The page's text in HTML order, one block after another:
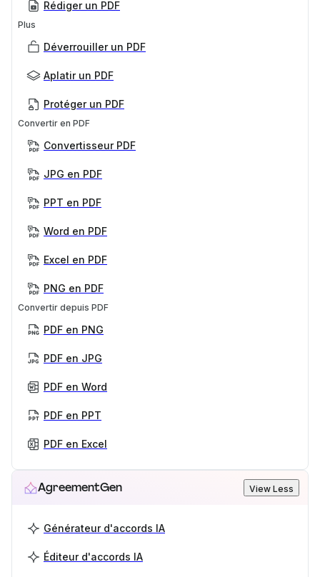
Rédiger un PDF
Plus
Déverrouiller un PDF
Aplatir un PDF
Protéger un PDF
Convertir en PDF
Convertisseur PDF
JPG en PDF
PPT en PDF
Word en PDF
Excel en PDF
PNG en PDF
Convertir depuis PDF
PDF en PNG
PDF en JPG
PDF en Word
PDF en PPT
PDF en Excel
AgreementGen View Less
Générateur d'accords IA
Éditeur d'accords IA